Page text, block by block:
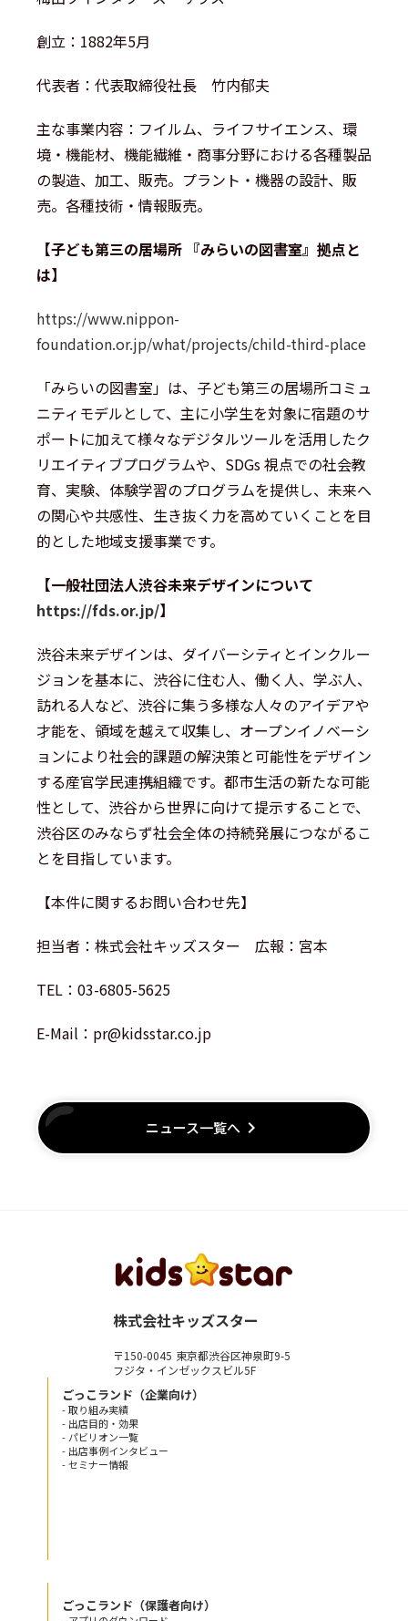
創立：1882年5月
代表者：代表取締役社長 竹内郁夫
主な事業内容：フイルム、ライフサイエンス、環
境・機能材、機能繊維・商事分野における各種製品
の製造、加工、販売。プラント・機器の設計、販
売。各種技術・情報販売。
【子ども第三の居場所 『みらいの図書室』拠点と
は】
https://www.nippon-
foundation.or.jp/what/projects/child-third-place
「みらいの図書室」は、子ども第三の居場所コミュ
ニティモデルとして、主に小学生を対象に宿題のサ
ポートに加えて様々なデジタルツールを活用したク
リエイティブプログラムや、SDGs 視点での社会教
育、実験、体験学習のプログラムを提供し、未来へ
の関心や共感性、生き抜く力を高めていくことを目
的とした地域支援事業です。
【一般社団法人渋谷未来デザインについて
https://fds.or.jp/】
渋谷未来デザインは、ダイバーシティとインクルー
ジョンを基本に、渋谷に住む人、働く人、学ぶ人、
訪れる人など、渋谷に集う多様な人々のアイデアや
才能を、領域を越えて収集し、オープンイノベーシ
ョンにより社会的課題の解決策と可能性をデザイン
する産官学民連携組織です。都市生活の新たな可能
性として、渋谷から世界に向けて提示することで、
渋谷区のみならず社会全体の持続発展につながるこ
とを目指しています。
【本件に関するお問い合わせ先】
担当者：株式会社キッズスター 広報：宮本
TEL：03-6805-5625
E-Mail：pr@kidsstar.co.jp
ニュース一覧へ keyboard_arrow_right
株式会社キッズスター
〒150-0045 東京都渋谷区神泉町9-5
フジタ・インゼックスビル5F
ごっこランド（企業向け）
- 取り組み実績
- 出店目的・効果
- パビリオン一覧
- 出店事例インタビュー
- セミナー情報
ごっこランド（保護者向け）